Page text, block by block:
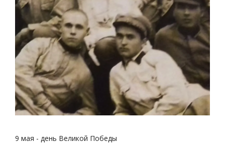
9 мая - день Великой Победы